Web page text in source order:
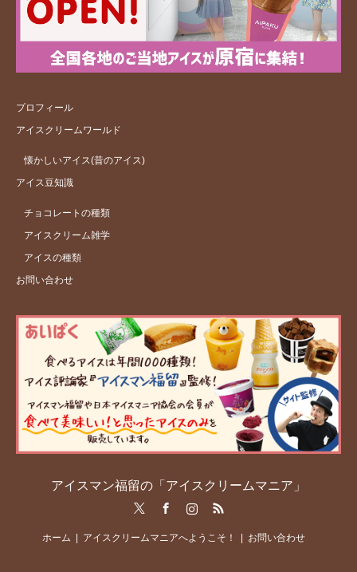
プロフィール
アイスクリームワールド
懐かしいアイス(昔のアイス)
アイス豆知識
チョコレートの種類
アイスクリーム雑学
アイスの種類
お問い合わせ
アイスマン福留の「アイスクリームマニア」
RSS
ホーム アイスクリームマニアへようこそ！ お問い合わせ